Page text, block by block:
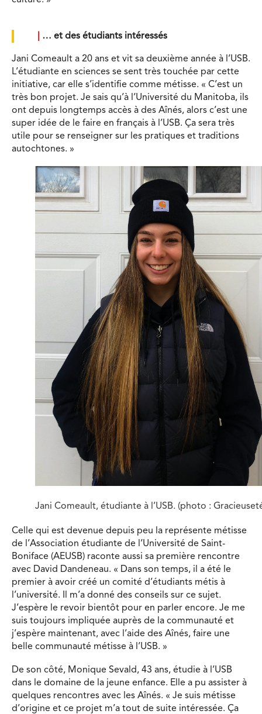
… et des étudiants intéressés
Jani Comeault a 20 ans et vit sa deuxième année à l’USB.
L’étudiante en sciences se sent très touchée par cette
initiative, car elle s’identifie comme métisse. « C’est un
très bon projet. Je sais qu’à l’Université du Manitoba, ils
ont depuis longtemps accès à des Aînés, alors c’est une
super idée de le faire en français à l’USB. Ça sera très
utile pour se renseigner sur les pratiques et traditions
autochtones. »
Jani Comeault, étudiante à l’USB. (photo :
Celle qui est devenue depuis peu la représente métisse
de l’Association étudiante de l’Université de Saint-
Boniface (AEUSB) raconte aussi sa première rencontre
avec David Dandeneau. « Dans son temps, il a été le
premier à avoir créé un comité d’étudiants métis à
l’université. Il m’a donné des conseils sur ce sujet.
J’espère le revoir bientôt pour en parler encore. Je me
suis toujours impliquée auprès de la communauté et
j’espère maintenant, avec l’aide des Aînés, faire une
belle communauté métisse à l’USB. »
De son côté, Monique Sevald, 43 ans, étudie à l’USB
dans le domaine de la jeune enfance. Elle a pu assister à
quelques rencontres avec les Aînés. « Je suis métisse
d’origine et ce projet m’a tout de suite intéressée. Ça